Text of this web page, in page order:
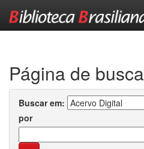
Página de busca
Buscar em:
por